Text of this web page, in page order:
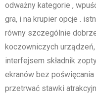
odważny kategorie ,
gra, i na krupier opcje .
równy szczególnie
koczowniczych
interfejsem składnik
ekranów bez
przetrwać stawki